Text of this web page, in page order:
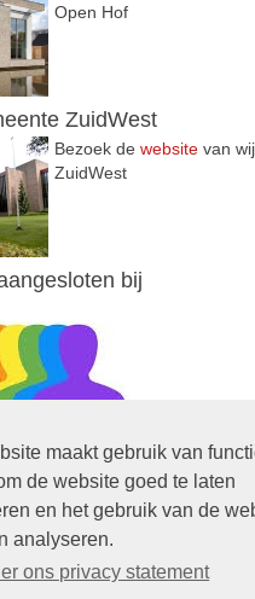
maakt gebruik van
de website goed te laten
en het gebruik van de
analyseren.
ons privacy statement
Open Hof
ZuidWest
Bezoek de website van
ZuidWest
bij
van de nieuwe privacy
opgesteld voor de PGV.Lees